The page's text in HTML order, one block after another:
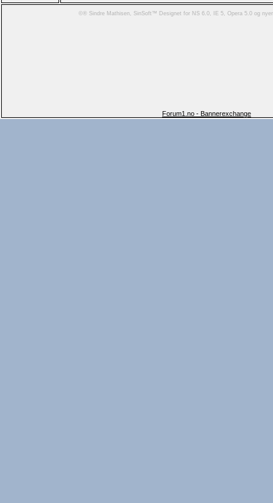
©® Sindre Mathisen, SinSoft™ Designet for NS 6.0, IE 5, Opera 5.0 og
Forum1.no - Bannerexchange